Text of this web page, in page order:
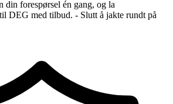
din forespørsel én gang, og la
DEG med tilbud. - Slutt å jakte rundt på